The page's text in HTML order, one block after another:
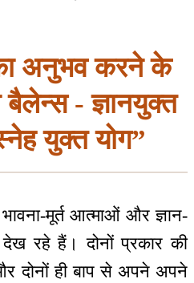
अनुभव करने के
बैलेन्स - ज्ञानयुक्त
युक्त योग”
मूर्त आत्माओं और ज्ञान-
रहे हैं। दोनों प्रकार की
दोनों ही बाप से अपने अपने